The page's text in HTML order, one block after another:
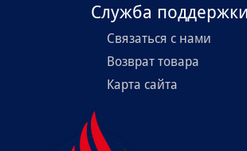
Служба поддержки
Связаться с нами
Возврат товара
Карта сайта